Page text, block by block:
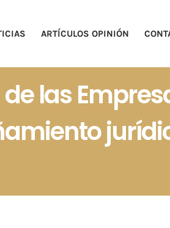
ARTÍCULOS OPINIÓN
las